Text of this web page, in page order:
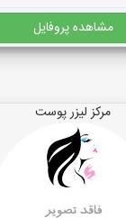
مشاهده پروفایل
مرکز لیزر پوست